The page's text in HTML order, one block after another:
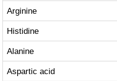
Arginine
Histidine
Alanine
Aspartic acid